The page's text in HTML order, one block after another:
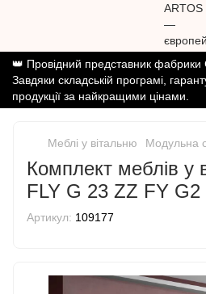
👑 Провідний представник фабрики
Завдяки складській програмі,
продукції за найкращими цінами.
Меблі у вітальню Модульна
Комплект меблів у
FLY G 23 ZZ FY
Артикул: 109177